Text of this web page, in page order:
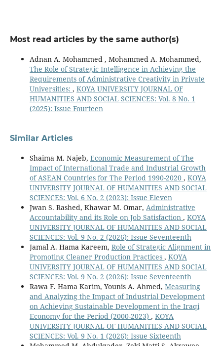
Most read articles by the same author(s)
Adnan A. Mohammed , Mohammed A. Mohammed,
The Role of Strategic Intelligence in Achieving the
Requirements of Administrative Creativity in Private
Universities: , KOYA UNIVERSITY JOURNAL OF
HUMANITIES AND SOCIAL SCIENCES: Vol. 8 No. 1
(2025): Issue Fourteen
Similar Articles
Shaima M. Najeb, Economic Measurement of The
Impact of International Trade and Industrial Growth
of ASEAN Countries for The Period 1990-2020 , KOYA
UNIVERSITY JOURNAL OF HUMANITIES AND SOCIAL
SCIENCES: Vol. 6 No. 2 (2023): Issue Eleven
Jwan S. Rashed, Khawar M. Omar, Administrative
Accountability and its Role on Job Satisfaction , KOYA
UNIVERSITY JOURNAL OF HUMANITIES AND SOCIAL
SCIENCES: Vol. 9 No. 2 (2026): Issue Seventeenth
Jamal A. Hama Kareem, Role of Strategic Alignment in
Promoting Cleaner Production Practices , KOYA
UNIVERSITY JOURNAL OF HUMANITIES AND SOCIAL
SCIENCES: Vol. 9 No. 2 (2026): Issue Seventeenth
Rawa F. Hama Karim, Younis A. Ahmed, Measuring
and Analyzing the Impact of Industrial Development
on Achieving Sustainable Development in the Iraqi
Economy for the Period (2000-2023) , KOYA
UNIVERSITY JOURNAL OF HUMANITIES AND SOCIAL
SCIENCES: Vol. 9 No. 1 (2026): Issue Sixteenth